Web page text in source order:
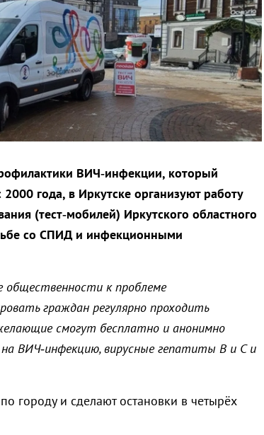
ВИЧ‑инфекции, который
года, в Иркутске организуют работу
(тест‑мобилей) Иркутского областного
со СПИД и инфекционными
общественности к проблеме
граждан регулярно проходить
смогут бесплатно и анонимно
ВИЧ‑инфекцию, вирусные гепатиты В и С и
городу и сделают остановки в четырёх